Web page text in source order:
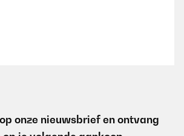
onze nieuwsbrief en ontvang